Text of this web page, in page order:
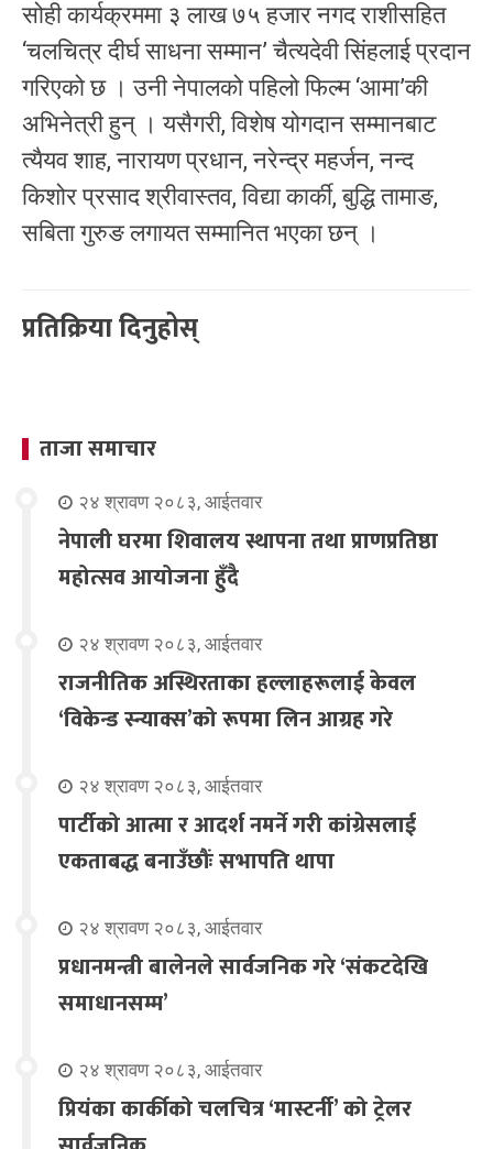
सोही कार्यक्रममा ३ लाख ७५ हजार नगद राशीसहित
‘चलचित्र दीर्घ साधना सम्मान’ चैत्यदेवी सिंहलाई प्रदान
गरिएको छ । उनी नेपालको पहिलो फिल्म ‘आमा’की
अभिनेत्री हुन् । यसैगरी, विशेष योगदान सम्मानबाट
त्यैयव शाह, नारायण प्रधान, नरेन्द्र महर्जन, नन्द
किशोर प्रसाद श्रीवास्तव, विद्या कार्की, बुद्धि तामाङ,
सबिता गुरुङ लगायत सम्मानित भएका छन् ।
प्रतिक्रिया दिनुहोस्
ताजा समाचार
२४ श्रावण २०८३, आईतवार
नेपाली घरमा शिवालय स्थापना तथा प्राणप्रतिष्ठा
महोत्सव आयोजना हुँदै
२४ श्रावण २०८३, आईतवार
राजनीतिक अस्थिरताका हल्लाहरूलाई केवल
‘विकेन्ड स्न्याक्स’को रूपमा लिन आग्रह गरे
२४ श्रावण २०८३, आईतवार
पार्टीको आत्मा र आदर्श नमर्ने गरी कांग्रेसलाई
एकताबद्ध बनाउँछौंः सभापति थापा
२४ श्रावण २०८३, आईतवार
प्रधानमन्त्री बालेनले सार्वजनिक गरे ‘संकटदेखि
समाधानसम्म’
२४ श्रावण २०८३, आईतवार
प्रियंका कार्कीको चलचित्र ‘मास्टर्नी’ को ट्रेलर